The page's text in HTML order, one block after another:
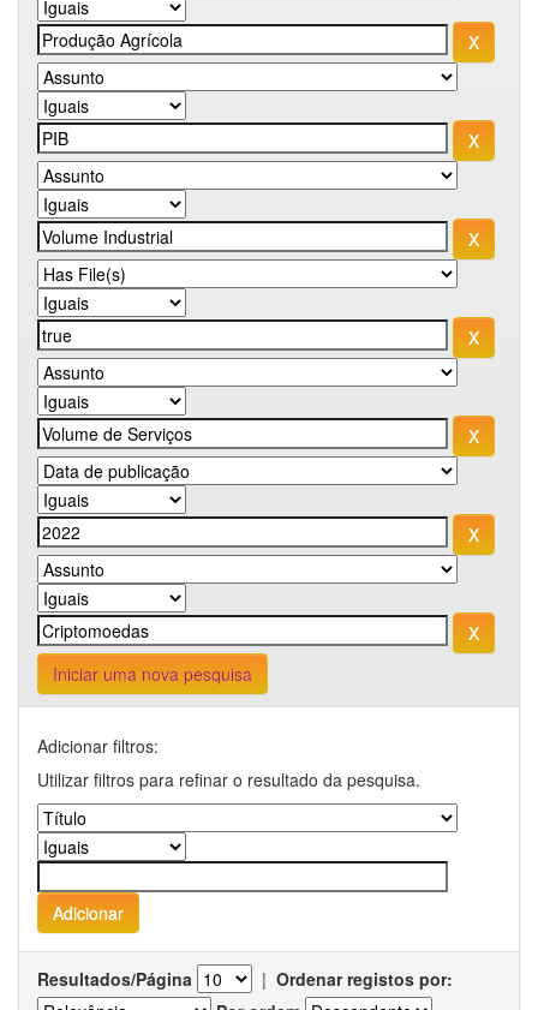
Iniciar uma nova pesquisa
Adicionar filtros:
Utilizar filtros para refinar o resultado da pesquisa.
Resultados/Página | Ordenar registos por: